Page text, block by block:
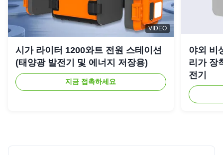
VIDEO
시가 라이터 1200와트 전원 스테이션
(태양광 발전기 및 에너지 저장용)
지금 접촉하세요
야외 비
리가 장
전기